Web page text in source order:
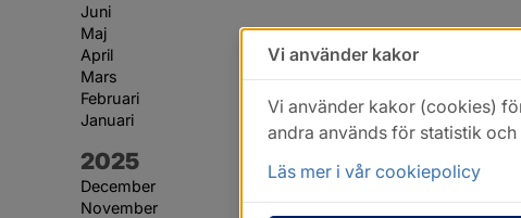
Juni
Maj
April
Mars
Februari
Januari
År:
2025
December
November
Vi använder kakor
Vi använder kakor (cookies)
andra används för statistik
Läs mer i vår cookiepolicy